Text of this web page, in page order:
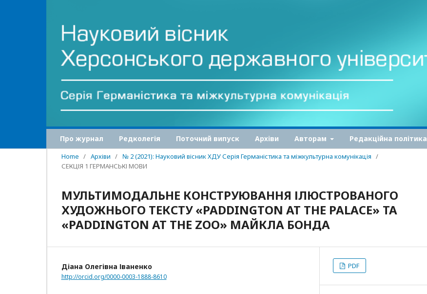
Про журнал Редколегія Поточний випуск Архіви Авторам Редакційна політика
Home / Архіви / № 2 (2021): Науковий вісник ХДУ Серія Германістика та міжкультурна комунікація /
СЕКЦІЯ 1 ГЕРМАНСЬКІ МОВИ
МУЛЬТИМОДАЛЬНЕ КОНСТРУЮВАННЯ ІЛЮСТРОВАНОГО
ХУДОЖНЬОГО ТЕКСТУ «PADDINGTON AT THE PALACE» ТА
«PADDINGTON AT THE ZOO» МАЙКЛА БОНДА
Діана Олегівна Іваненко
http://orcid.org/0000-0003-1888-8610
PDF